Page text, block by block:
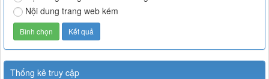
Nội dung trang web kém
Thống kê truy cập